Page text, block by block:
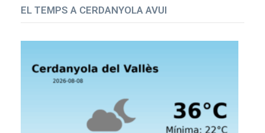
EL TEMPS A CERDANYOLA AVUI